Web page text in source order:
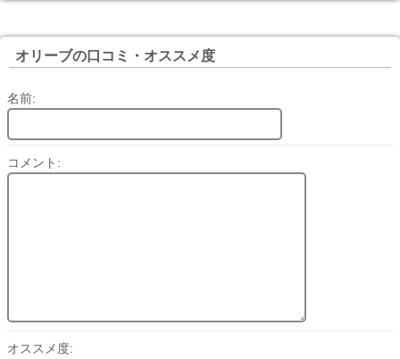
オリーブの口コミ・オススメ度
名前:
コメント:
オススメ度: